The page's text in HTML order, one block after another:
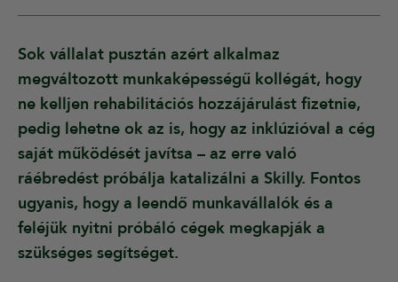
Sok vállalat pusztán azért alkalmaz
megváltozott munkaképességű kollégát, hogy
ne kelljen rehabilitációs hozzájárulást fizetnie,
pedig lehetne ok az is, hogy az inklúzióval a cég
saját működését javítsa – az erre való
ráébredést próbálja katalizálni a Skilly. Fontos
ugyanis, hogy a leendő munkavállalók és a
feléjük nyitni próbáló cégek megkapják a
szükséges segítséget.